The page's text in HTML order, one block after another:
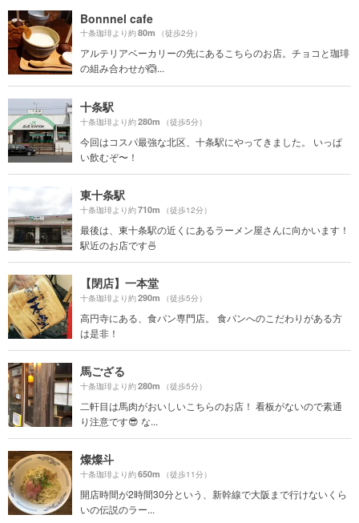
Bonnnel cafe
十条珈琲より約80m （徒歩2分）
アルテリアベーカリーの先にあるこちらのお店。チョコと珈琲
の組み合わせが🙆...
十条駅
十条珈琲より約280m （徒歩5分）
今回はコスパ最強な北区、十条駅にやってきました。 いっぱ
い飲むぞ〜！
東十条駅
十条珈琲より約710m （徒歩12分）
最後は、東十条駅の近くにあるラーメン屋さんに向かいます！
駅近のお店です🍜
【閉店】一本堂
十条珈琲より約290m （徒歩5分）
高円寺にある、食パン専門店。 食パンへのこだわりがある方
は是非！
馬ござる
十条珈琲より約280m （徒歩5分）
二軒目は馬肉がおいしいこちらのお店！ 看板がないので素通
り注意です😎 な...
燦燦斗
十条珈琲より約650m （徒歩11分）
開店時間が2時間30分という、新幹線で大阪まで行けないくら
いの伝説のラー...